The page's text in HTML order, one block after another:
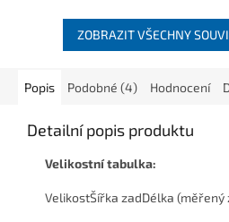
ZOBRAZIT VŠECHNY
Popis Podobné (4) Hodnocení
Detailní popis produktu
Velikostní tabulka:
VelikostŠířka zadDélka (měřený